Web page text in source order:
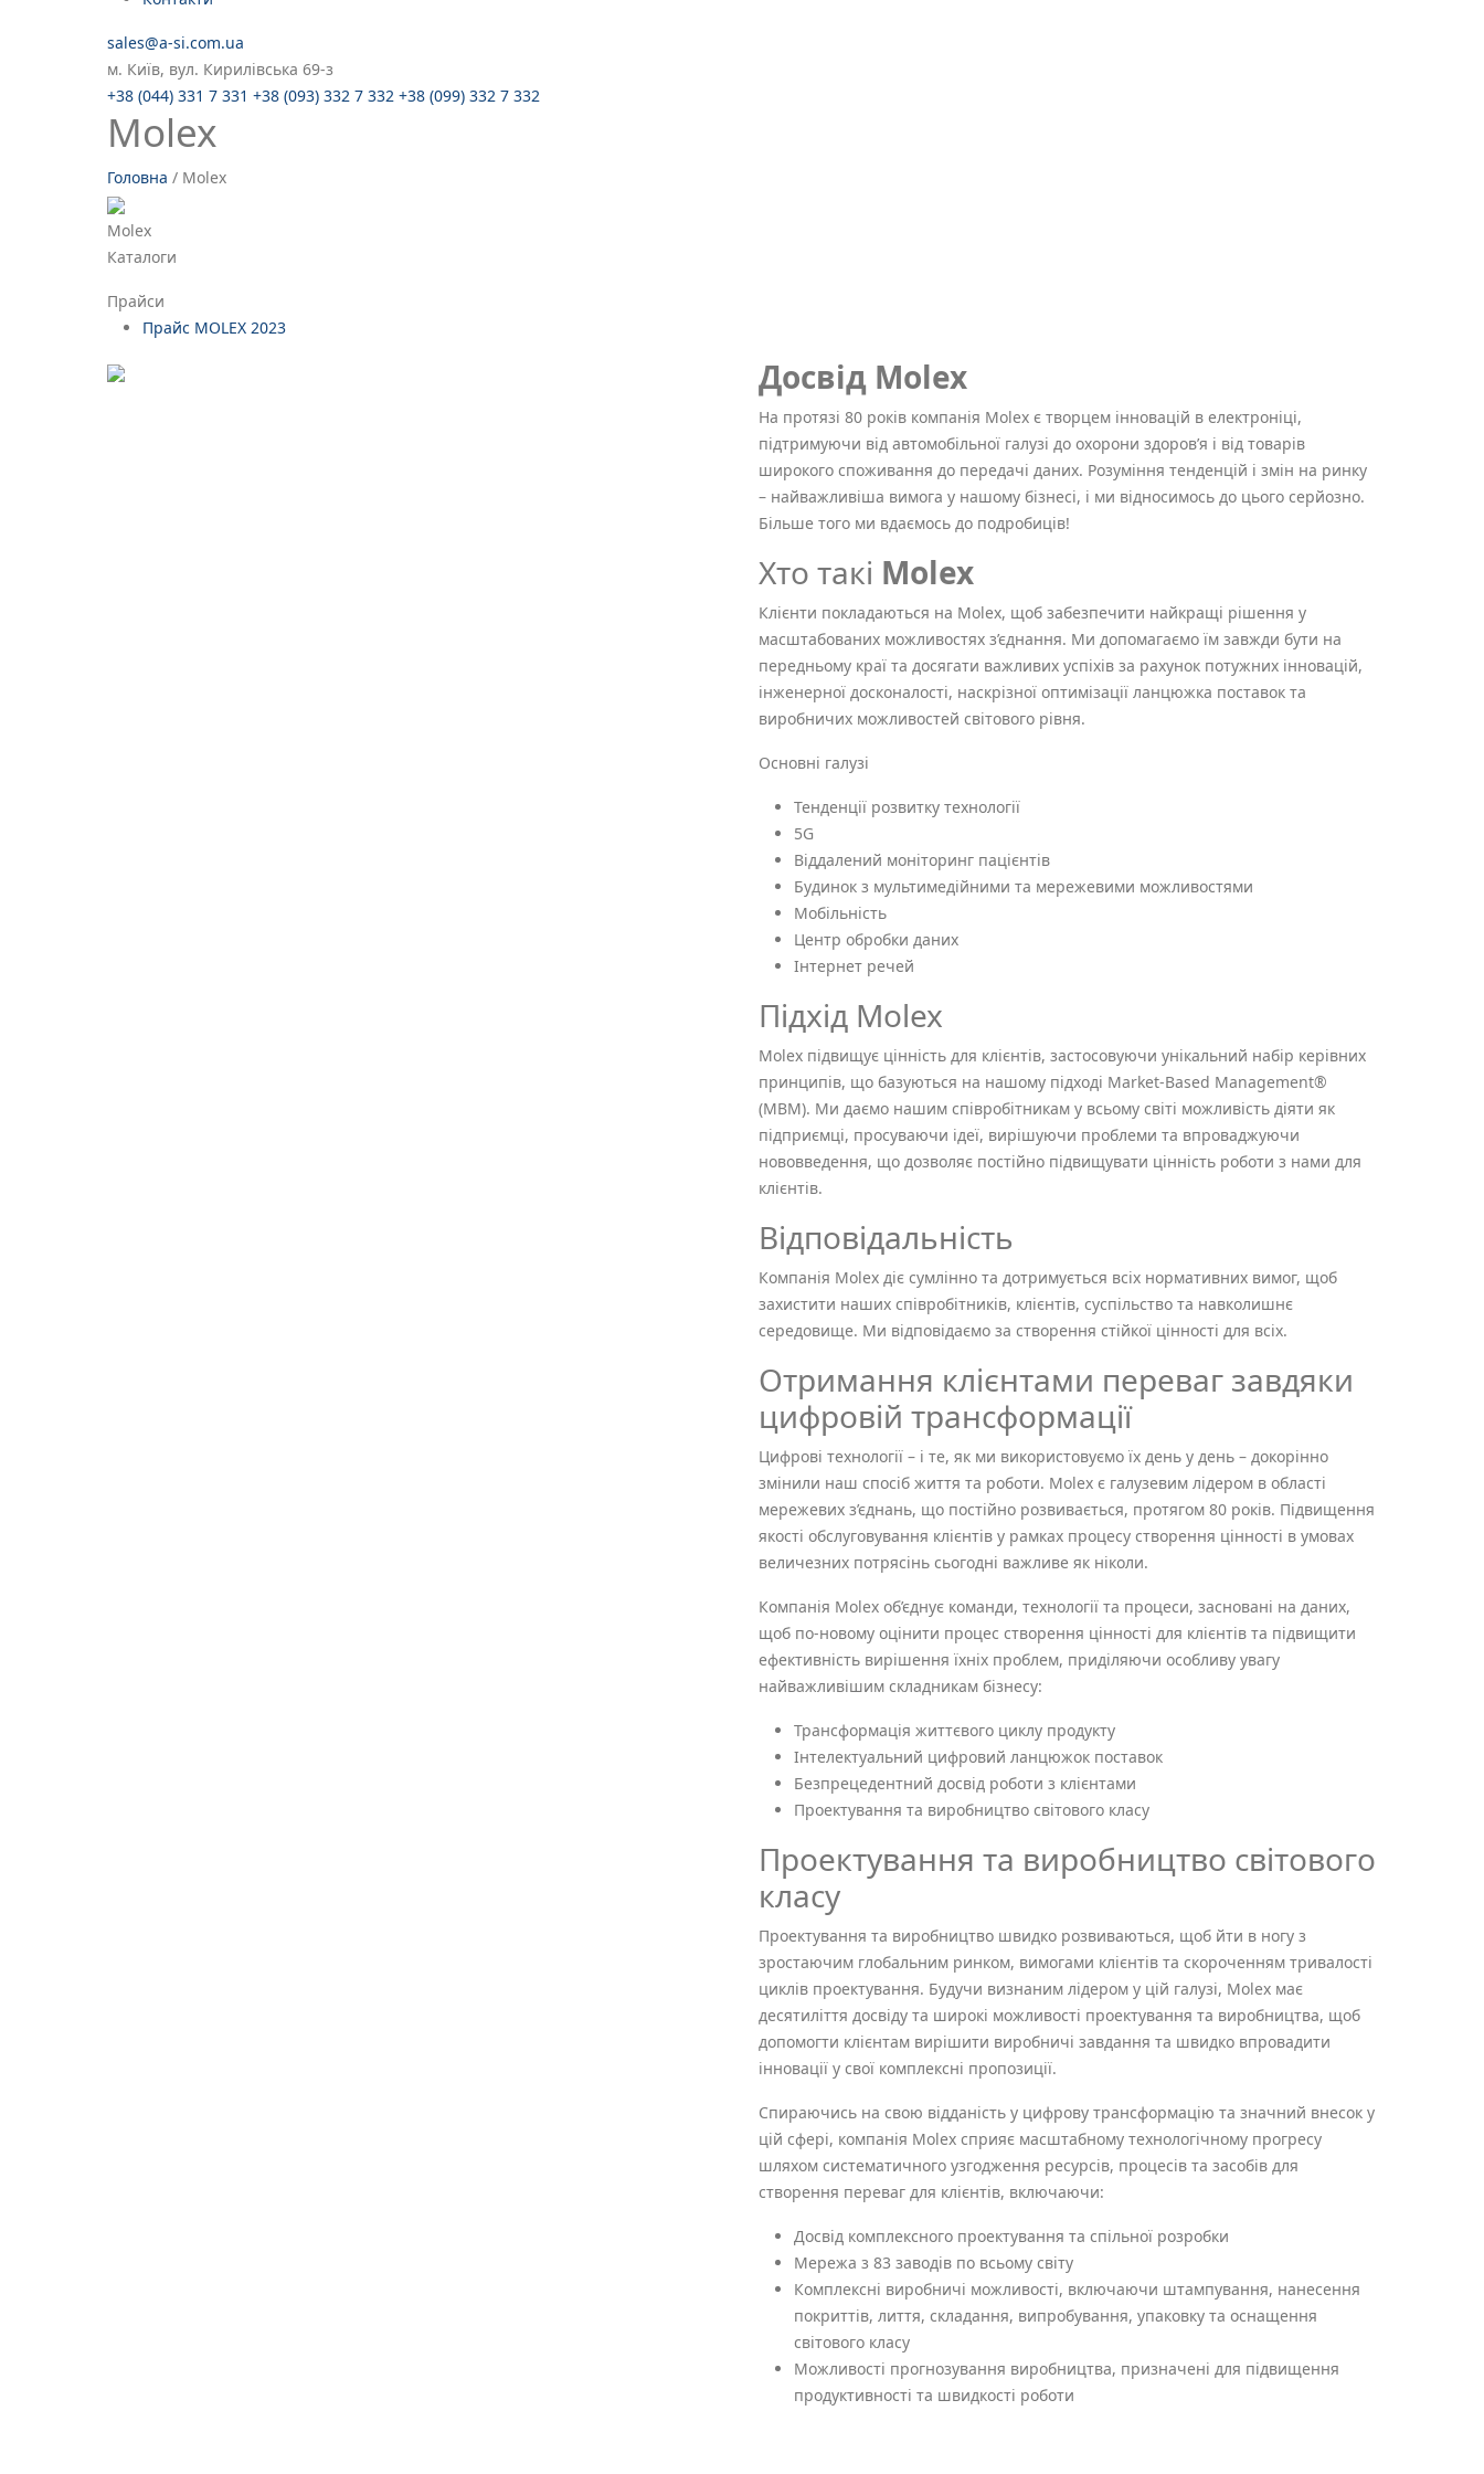
sales@a-si.com.ua
м. Київ, вул. Кирилівська 69-з
+38 (044) 331 7 331 +38 (093) 332 7 332 +38 (099) 332 7 332
Molex
Головна / Molex
Molex
Каталоги
Прайси
Прайс MOLEX 2023
Досвід Molex
На протязі 80 років компанія Molex є творцем інновацій в електроніці,
підтримуючи від автомобільної галузі до охорони здоров’я і від товарів
широкого споживання до передачі даних. Розуміння тенденцій і змін на ринку
– найважливіша вимога у нашому бізнесі, і ми відносимось до цього серйозно.
Більше того ми вдаємось до подробиців!
Хто такі Molex
Клієнти покладаються на Molex, щоб забезпечити найкращі рішення у
масштабованих можливостях з’єднання. Ми допомагаємо їм завжди бути на
передньому краї та досягати важливих успіхів за рахунок потужних інновацій,
інженерної досконалості, наскрізної оптимізації ланцюжка поставок та
виробничих можливостей світового рівня.
Основні галузі
Тенденції розвитку технології
5G
Віддалений моніторинг пацієнтів
Будинок з мультимедійними та мережевими можливостями
Мобільність
Центр обробки даних
Інтернет речей
Підхід Molex
Molex підвищує цінність для клієнтів, застосовуючи унікальний набір керівних
принципів, що базуються на нашому підході Market-Based Management®
(MBM). Ми даємо нашим співробітникам у всьому світі можливість діяти як
підприємці, просуваючи ідеї, вирішуючи проблеми та впроваджуючи
нововведення, що дозволяє постійно підвищувати цінність роботи з нами для
клієнтів.
Відповідальність
Компанія Molex діє сумлінно та дотримується всіх нормативних вимог, щоб
захистити наших співробітників, клієнтів, суспільство та навколишнє
середовище. Ми відповідаємо за створення стійкої цінності для всіх.
Отримання клієнтами переваг завдяки
цифровій трансформації
Цифрові технології – і те, як ми використовуємо їх день у день – докорінно
змінили наш спосіб життя та роботи. Molex є галузевим лідером в області
мережевих з’єднань, що постійно розвивається, протягом 80 років. Підвищення
якості обслуговування клієнтів у рамках процесу створення цінності в умовах
величезних потрясінь сьогодні важливе як ніколи.
Компанія Molex об’єднує команди, технології та процеси, засновані на даних,
щоб по-новому оцінити процес створення цінності для клієнтів та підвищити
ефективність вирішення їхніх проблем, приділяючи особливу увагу
найважливішим складникам бізнесу:
Трансформація життєвого циклу продукту
Інтелектуальний цифровий ланцюжок поставок
Безпрецедентний досвід роботи з клієнтами
Проектування та виробництво світового класу
Проектування та виробництво світового
класу
Проектування та виробництво швидко розвиваються, щоб йти в ногу з
зростаючим глобальним ринком, вимогами клієнтів та скороченням тривалості
циклів проектування. Будучи визнаним лідером у цій галузі, Molex має
десятиліття досвіду та широкі можливості проектування та виробництва, щоб
допомогти клієнтам вирішити виробничі завдання та швидко впровадити
інновації у свої комплексні пропозиції.
Спираючись на свою відданість у цифрову трансформацію та значний внесок у
цій сфері, компанія Molex сприяє масштабному технологічному прогресу
шляхом систематичного узгодження ресурсів, процесів та засобів для
створення переваг для клієнтів, включаючи:
Досвід комплексного проектування та спільної розробки
Мережа з 83 заводів по всьому світу
Комплексні виробничі можливості, включаючи штампування, нанесення
покриттів, лиття, складання, випробування, упаковку та оснащення
світового класу
Можливості прогнозування виробництва, призначені для підвищення
продуктивності та швидкості роботи